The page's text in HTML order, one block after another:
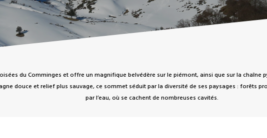
du Comminges et offre un magnifique belvédère sur le piémont, ainsi que sur la chaîne
douce et relief plus sauvage, ce sommet séduit par la diversité de ses paysages : forêts
par l’eau, où se cachent de nombreuses cavités.